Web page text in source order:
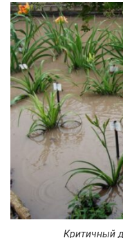
Критичный